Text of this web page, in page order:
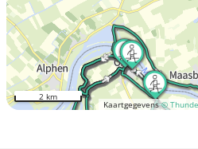
Kaartgegevens©
2 km